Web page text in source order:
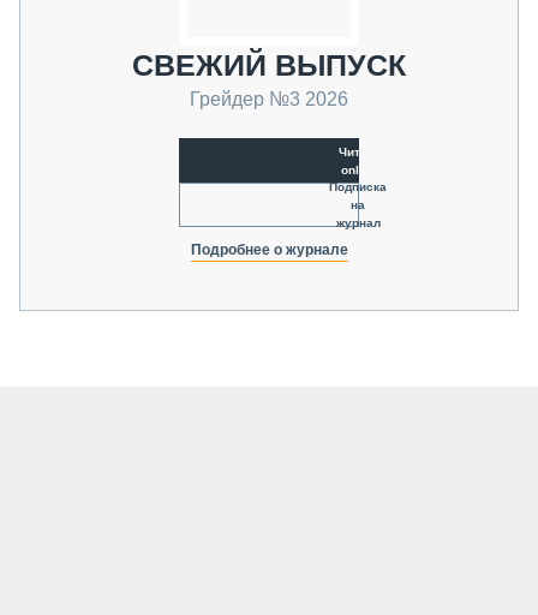
СВЕЖИЙ ВЫПУСК
Грейдер №3 2026
Читать
online
Подписка
на
журнал
Подробнее о журнале